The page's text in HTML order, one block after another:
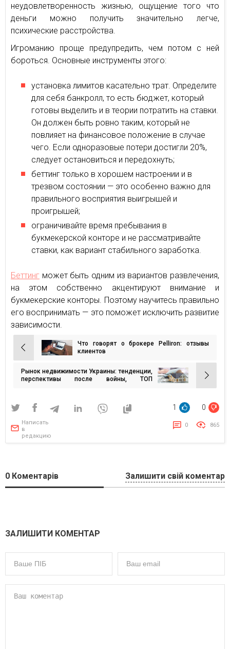
неудовлетворенность жизнью, ощущение того что
деньги можно получить значительно легче,
психические расстройства.
Игроманию проще предупредить, чем потом с ней
бороться. Основные инструменты этого:
установка лимитов касательно трат. Определите
для себя банкролл, то есть бюджет, который
готовы выделить и в теории потратить на ставки.
Он должен быть ровно таким, который не
повлияет на финансовое положение в случае
чего. Если одноразовые потери достигли 20%,
следует остановиться и передохнуть;
беттинг только в хорошем настроении и в
трезвом состоянии — это особенно важно для
правильного восприятия выигрышей и
проигрышей;
ограничивайте время пребывания в
букмекерской конторе и не рассматривайте
ставки, как вариант стабильного заработка.
Беттинг может быть одним из вариантов развлечения,
на этом собственно акцентируют внимание и
букмекерские конторы. Поэтому научитесь правильно
его воспринимать — это поможет исключить развитие
зависимости.
Навигация
по
записям
Что говорят о брокере Pelliron: отзывы
клиентов
Рынок недвижимости Украины: тенденции,
перспективы после войны, ТОП
1 0
Написать
в
редакцию
0 865
0 Коментарів Залишити свій коментар
ЗАЛИШИТИ КОМЕНТАР